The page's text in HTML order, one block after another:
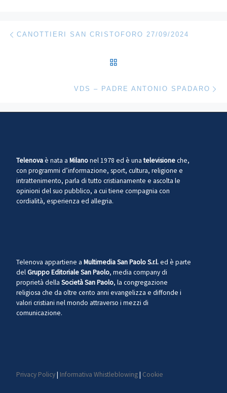
Navigazione articoli
CANOTTIERI SAN CRISTOFORO 27/09/2024
VDS – PADRE ANTONIO SPADARO
Telenovaè nata a Milanonel 1978 ed è unatelevisioneche,
con programmi d’informazione, sport, cultura, religione e
intrattenimento, parla di tutto cristianamente e ascolta le
opinioni del suo pubblico, a cui tiene compagnia con
cordialità, esperienza ed allegria.
Telenova appartiene a Multimedia San Paolo S.r.l.ed è parte
delGruppo Editoriale San Paolo, media company di
proprietà della Società San Paolo, la congregazione
religiosa che da oltre cento anni evangelizza e diffonde i
valori cristiani nel mondo attraverso i mezzi di
comunicazione.
Privacy Policy| Informativa Whistleblowing| Cookie